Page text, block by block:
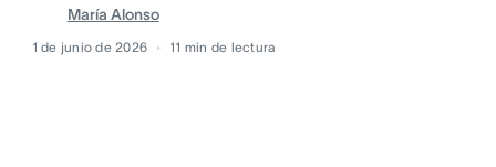
María Alonso
1 de junio de 2026 11 min de lectura